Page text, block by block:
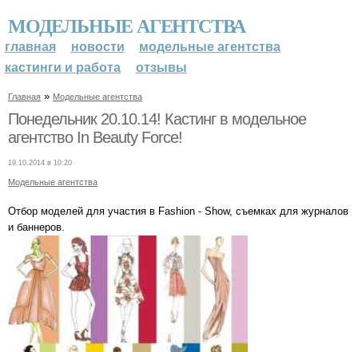
МОДЕЛЬНЫЕ АГЕНТСТВА
главная новости
модельные агентства
кастинги и работа
отзывы
Главная » Модельные агентства
Понедельник 20.10.14! Кастинг в модельное
агентство In Beauty Force!
19.10.2014 в 10:20
Модельные агентства
Отбор моделей для участия в Fashion - Show, съемках для журналов
и баннеров.